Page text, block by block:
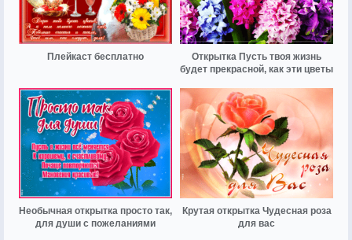
Плейкаст бесплатно
Открытка Пусть твоя жизнь
будет прекрасной, как эти цветы
Необычная открытка просто так,
для души с пожеланиями
Крутая открытка Чудесная роза
для вас